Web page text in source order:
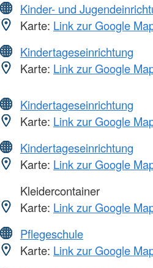
Kinder- und
Karte: Link zur Google
Kindertageseinrichtung
Karte: Link zur Google
Kindertageseinrichtung
Karte: Link zur Google
Kindertageseinrichtung
Karte: Link zur Google
Kleidercontainer
Karte: Link zur Google
Pflegeschule
Karte: Link zur Google